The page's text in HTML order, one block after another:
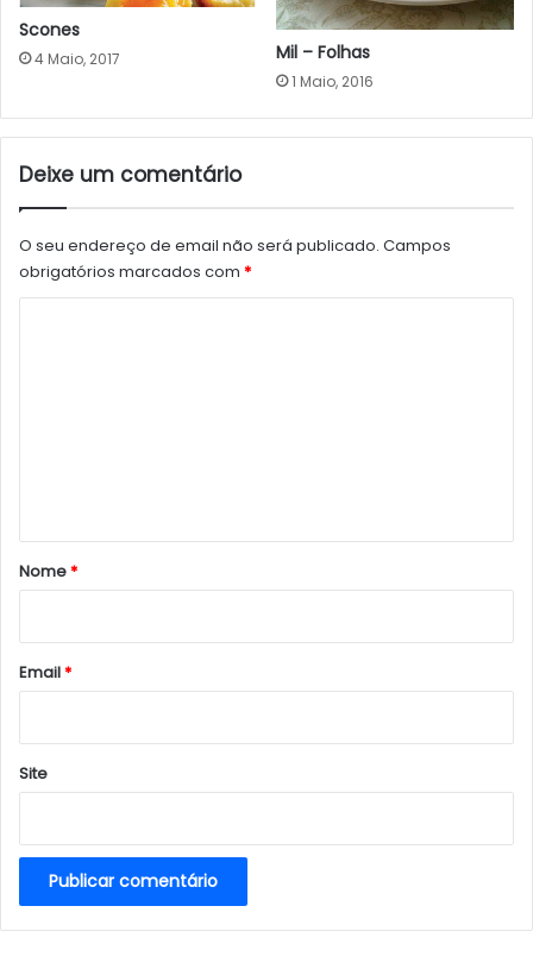
Scones
4 Maio, 2017 Mil – Folhas
1 Maio, 2016
Deixe um comentário
O seu endereço de email não será publicado. Campos
obrigatórios marcados com *
r
*
Nome*
Email*
Site